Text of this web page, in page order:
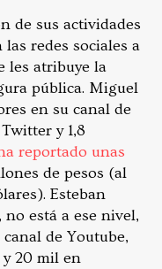
de sus actividades
redes sociales a
les atribuye la
pública. Miguel
en su canal de
y 1,8
reportado unas
de pesos (al
Esteban
está a ese nivel,
de Youtube,
y 20 mil en